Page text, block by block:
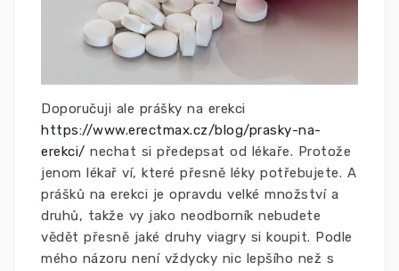
Doporučuji ale prášky na erekci
https://www.erectmax.cz/blog/prasky-na-
erekci/ nechat si předepsat od lékaře. Protože
jenom lékař ví, které přesně léky potřebujete. A
prášků na erekci je opravdu velké množství a
druhů, takže vy jako neodborník nebudete
vědět přesně jaké druhy viagry si koupit. Podle
mého názoru není vždycky nic lepšího než s